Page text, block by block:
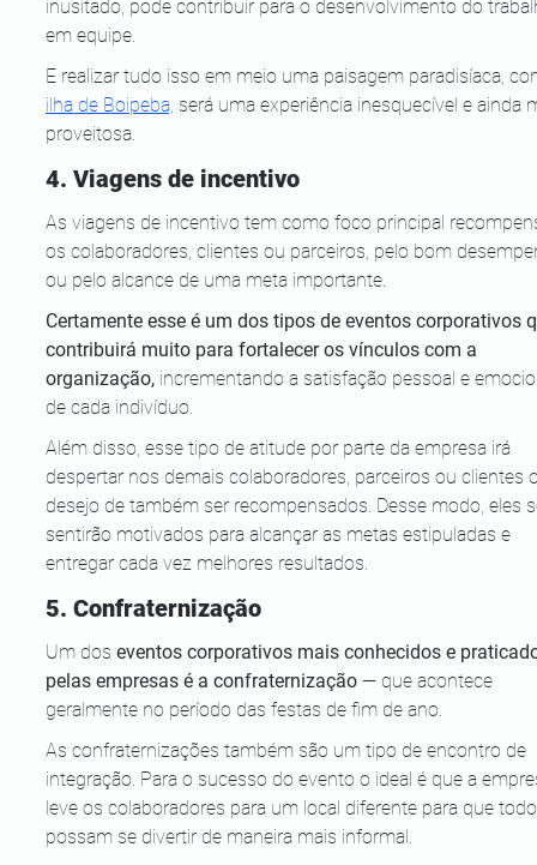
inusitado, pode contribuir para o desenvolvimento do
em equipe.
E realizar tudo isso em meio uma paisagem paradisíaca,
ilha de Boipeba, será uma experiência inesquecível e ainda
proveitosa.
4. Viagens de incentivo
As viagens de incentivo tem como foco principal
os colaboradores, clientes ou parceiros, pelo bom
ou pelo alcance de uma meta importante.
Certamente esse é um dos tipos de eventos corporativos
contribuirá muito para fortalecer os vínculos com a
organização, incrementando a satisfação pessoal e
de cada indivíduo.
Além disso, esse tipo de atitude por parte da empresa irá
despertar nos demais colaboradores, parceiros ou clientes
desejo de também ser recompensados. Desse modo, eles
sentirão motivados para alcançar as metas estipuladas e
entregar cada vez melhores resultados.
5. Confraternização
Um dos eventos corporativos mais conhecidos e
pelas empresas é a confraternização — que acontece
geralmente no período das festas de fim de ano.
As confraternizações também são um tipo de encontro de
integração. Para o sucesso do evento o ideal é que a
leve os colaboradores para um local diferente para que
possam se divertir de maneira mais informal.